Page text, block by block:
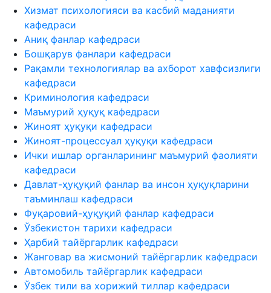
Хизмат психологияси ва касбий маданияти
кафедраси
Аниқ фанлар кафедраси
Бошқарув фанлари кафедраси
Рақамли технологиялар ва ахборот хавфсизлиги
кафедраси
Криминология кафедраси
Маъмурий ҳуқуқ кафедраси
Жиноят ҳуқуқи кафедраси
Жиноят-процессуал ҳуқуқи кафедраси
Ички ишлар органларининг маъмурий фаолияти
кафедраси
Давлат-ҳуқуқий фанлар ва инсон ҳуқуқларини
таъминлаш кафедраси
Фуқаровий-ҳуқуқий фанлар кафедраси
Ўзбекистон тарихи кафедраси
Ҳарбий тайёргарлик кафедраси
Жанговар ва жисмоний тайёргарлик кафедраси
Автомобиль тайёргарлик кафедраси
Ўзбек тили ва хорижий тиллар кафедраси